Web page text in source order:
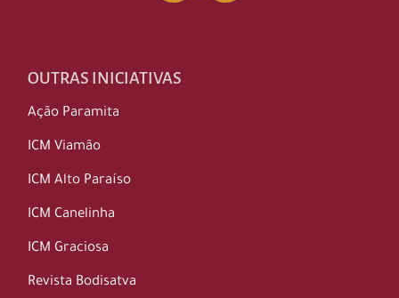
OUTRAS INICIATIVAS
Ação Paramita
ICM Viamão
ICM Alto Paraíso
ICM Canelinha
ICM Graciosa
Revista Bodisatva